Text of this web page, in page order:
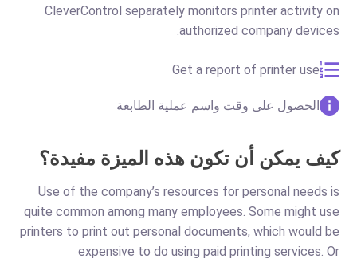
CleverControl separately monitors printer activity on
authorized company devices.
Get a report of printer use
الحصول على وقت واسم عملية الطابعة
كيف يمكن أن تكون هذه الميزة مفيدة؟
Use of the company’s resources for personal needs is
quite common among many employees. Some might use
printers to print out personal documents, which would be
expensive to do using paid printing services. Or